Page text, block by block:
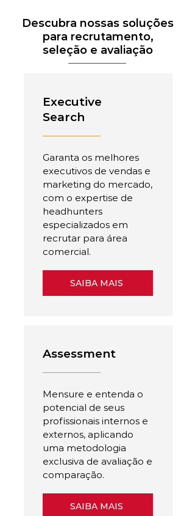
Descubra nossas soluções
para recrutamento,
seleção e avaliação
Executive
Search
Garanta os melhores
executivos de vendas e
marketing do mercado,
com o expertise de
headhunters
especializados em
recrutar para área
comercial.
SAIBA MAIS
Assessment
Mensure e entenda o
potencial de seus
profissionais internos e
externos, aplicando
uma metodologia
exclusiva de avaliação e
comparação.
SAIBA MAIS